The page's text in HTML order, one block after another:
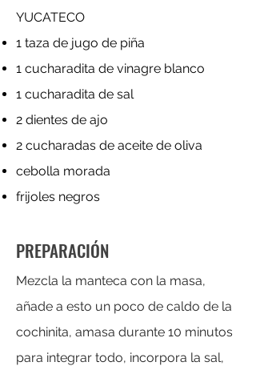
YUCATECO
1 taza de jugo de piña
1 cucharadita de vinagre blanco
1 cucharadita de sal
2 dientes de ajo
2 cucharadas de aceite de oliva
cebolla morada
frijoles negros
PREPARACIÓN
Mezcla la manteca con la masa,
añade a esto un poco de caldo de la
cochinita, amasa durante 10 minutos
para integrar todo, incorpora la sal,